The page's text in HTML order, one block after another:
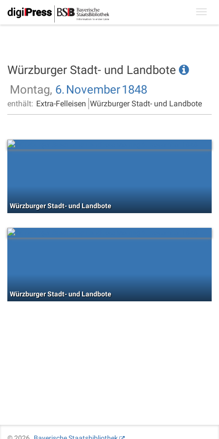
Würzburger Stadt- und Landbote
Montag, 6. November1848
enthält: Extra-Felleisen Würzburger Stadt- und Landbote
Würzburger Stadt- und Landbote
Würzburger Stadt- und Landbote